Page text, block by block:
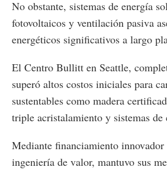
No obstante, sistemas de energía
fotovoltaicos y ventilación pasiva
energéticos significativos a largo
El Centro Bullitt en Seattle,
superó altos costos iniciales para
sustentables como madera
triple acristalamiento y sistemas de
Mediante financiamiento innovador
ingeniería de valor, mantuvo sus